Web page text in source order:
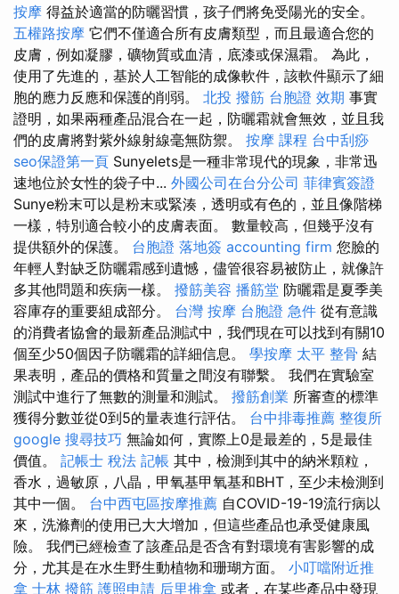
按摩 得益於適當的防曬習慣，孩子們將免受陽光的安全。
五權路按摩 它們不僅適合所有皮膚類型，而且最適合您的
皮膚，例如凝膠，礦物質或血清，底漆或保濕霜。 為此，
使用了先進的，基於人工智能的成像軟件，該軟件顯示了細
胞的應力反應和保護的削弱。 北投 撥筋 台胞證 效期 事實
證明，如果兩種產品混合在一起，防曬霜就會無效，並且我
們的皮膚將對紫外線射線毫無防禦。 按摩 課程 台中刮痧
seo保證第一頁 Sunyelets是一種非常現代的現象，非常迅
速地位於女性的袋子中... 外國公司在台分公司 菲律賓簽證
Sunye粉末可以是粉末或緊湊，透明或有色的，並且像階梯
一樣，特別適合較小的皮膚表面。 數量較高，但幾乎沒有
提供額外的保護。 台胞證 落地簽 accounting firm 您臉的
年輕人對缺乏防曬霜感到遺憾，儘管很容易被防止，就像許
多其他問題和疾病一樣。 撥筋美容 播筋堂 防曬霜是夏季美
容庫存的重要組成部分。 台灣 按摩 台胞證 急件 從有意識
的消費者協會的最新產品測試中，我們現在可以找到有關10
個至少50個因子防曬霜的詳細信息。 學按摩 太平 整骨 結
果表明，產品的價格和質量之間沒有聯繫。 我們在實驗室
測試中進行了無數的測量和測試。 撥筋創業 所審查的標準
獲得分數並從0到5的量表進行評估。 台中排毒推薦 整復所
google 搜尋技巧 無論如何，實際上0是最差的，5是最佳
價值。 記帳士 稅法 記帳 其中，檢測到其中的納米顆粒，
香水，過敏原，八晶，甲氧基甲氧基和BHT，至少未檢測到
其中一個。 台中西屯區按摩推薦 自COVID-19-19流行病以
來，洗滌劑的使用已大大增加，但這些產品也承受健康風
險。 我們已經檢查了該產品是否含有對環境有害影響的成
分，尤其是在水生野生動植物和珊瑚方面。 小叮噹附近推
拿 士林 撥筋 護照申請 后里推拿 或者，在某些產品中發現